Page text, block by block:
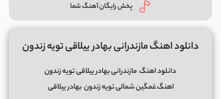
پخش رایگان آهنگ شما
دانلود اهنگ مازندرانی بهادر ییلاقی تویه زندون
دانلود اهنگ مازندرانی بهادر ییلاقی تویه زندون
اهنگ غمگین شمالی تویه زندونبهادر ییلاقی